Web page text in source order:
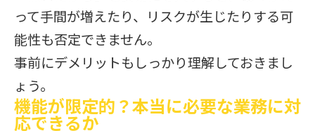
って手間が増えたり、リスクが生じたりする可
能性も否定できません。
事前にデメリットもしっかり理解しておきまし
ょう。
機能が限定的？本当に必要な業務に対
応できるか